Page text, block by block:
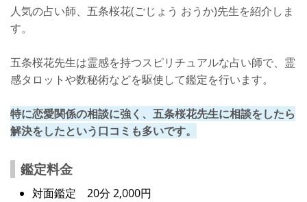
人気の占い師、五条桜花(ごじょう おうか)先生を紹介しま
す。
五条桜花先生は霊感を持つスピリチュアルな占い師で、霊
感タロットや数秘術などを駆使して鑑定を行います。
特に恋愛関係の相談に強く、五条桜花先生に相談をしたら
解決をしたという口コミも多いです。
鑑定料金
対面鑑定 20分 2,000円